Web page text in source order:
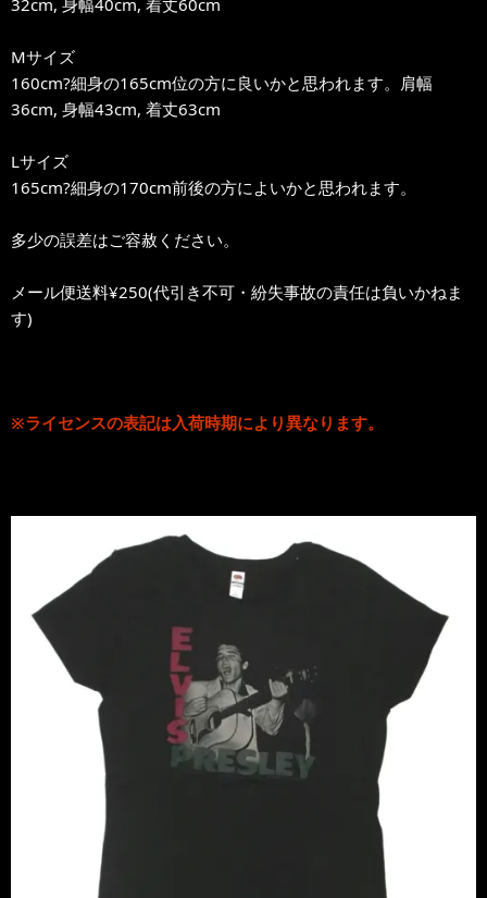
32cm, 身幅40cm, 着丈60cm
Mサイズ
160cm?細身の165cm位の方に良いかと思われます。肩幅
36cm, 身幅43cm, 着丈63cm
Lサイズ
165cm?細身の170cm前後の方によいかと思われます。
多少の誤差はご容赦ください。
メール便送料¥250(代引き不可・紛失事故の責任は負いかねま
す)
※ライセンスの表記は入荷時期により異なります。